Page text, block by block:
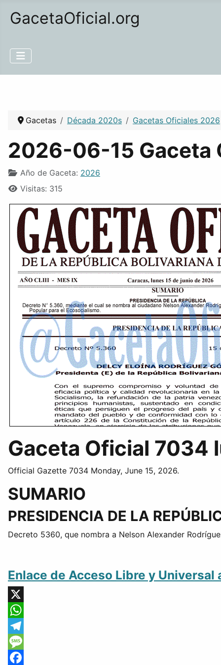
GacetaOficial.org
Gacetas Década 2020s Gacetas Oficiales 2026
2026-06-15 Gaceta
Año de Gaceta: 2026
Visitas: 315
Gaceta Oficial 7034
Official Gazette 7034 Monday, June 15, 2026.
SUMARIO
PRESIDENCIA DE LA
Decreto 5360, que nombra a Nelson Alexander
Enlace de Acceso Libre y Universal
X
WhatsApp
Telegram
Message